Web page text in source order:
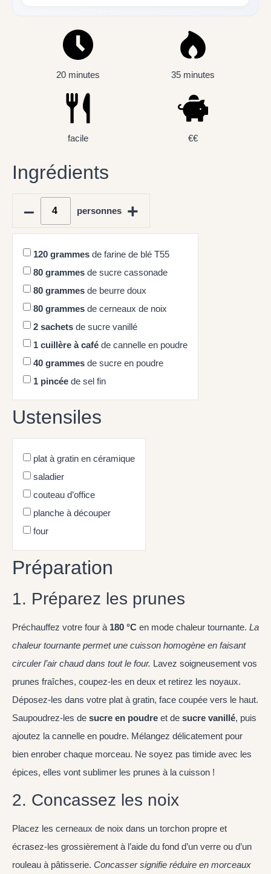
20 minutes 35 minutes
facile €€
Ingrédients
–
personnes +
120 grammes de farine de blé T55
80 grammes de sucre cassonade
80 grammes de beurre doux
80 grammes de cerneaux de noix
2 sachets de sucre vanillé
1 cuillère à café de cannelle en poudre
40 grammes de sucre en poudre
1 pincée de sel fin
Ustensiles
plat à gratin en céramique
saladier
couteau d’office
planche à découper
four
Préparation
1. Préparez les prunes
Préchauffez votre four à 180 °C en mode chaleur tournante. La
chaleur tournante permet une cuisson homogène en faisant
circuler l’air chaud dans tout le four. Lavez soigneusement vos
prunes fraîches, coupez-les en deux et retirez les noyaux.
Déposez-les dans votre plat à gratin, face coupée vers le haut.
Saupoudrez-les de sucre en poudre et de sucre vanillé, puis
ajoutez la cannelle en poudre. Mélangez délicatement pour
bien enrober chaque morceau. Ne soyez pas timide avec les
épices, elles vont sublimer les prunes à la cuisson !
2. Concassez les noix
Placez les cerneaux de noix dans un torchon propre et
écrasez-les grossièrement à l’aide du fond d’un verre ou d’un
rouleau à pâtisserie. Concasser signifie réduire en morceaux